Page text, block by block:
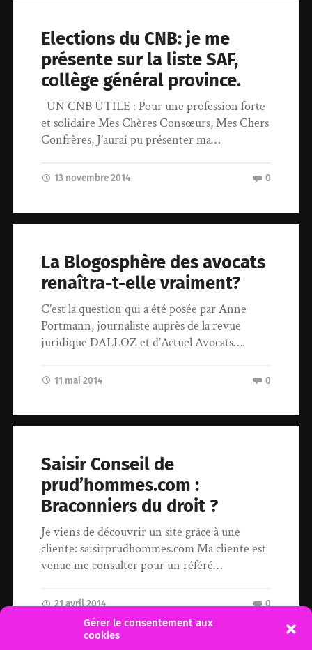
Gérer le consentement aux
cookies
Elections du CNB: je me
présente sur la liste SAF,
collège général province.
UN CNB UTILE : Pour une profession forte
et solidaire Mes Chères Consœurs, Mes Chers
Confrères, J’aurai pu présenter ma…
13 novembre 2014 0
La Blogosphère des avocats
renaîtra-t-elle vraiment?
C’est la question qui a été posée par Anne
Portmann, journaliste auprès de la revue
juridique DALLOZ et d’Actuel Avocats….
11 mai 2014 0
Saisir Conseil de
prud’hommes.com :
Braconniers du droit ?
Je viens de découvrir un site grâce à une
cliente: saisirprudhommes.com Ma cliente est
venue me consulter pour un référé…
21 avril 2014 0